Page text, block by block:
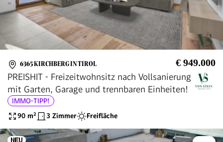
6365 KIRCHBERG IN TIROL € 949.000
PREISHIT - Freizeitwohnsitz nach Vollsanierung
mit Garten, Garage und trennbaren Einheiten!
IMMO-TIPP!
90 m² 3 Zimmer Freifläche